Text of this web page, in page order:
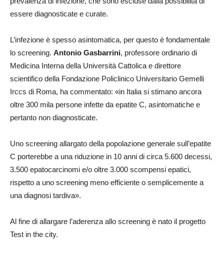
essere diagnosticate e curate.
L’infezione è spesso asintomatica, per questo è fondamentale
lo screening. Antonio Gasbarrini, professore ordinario di
Medicina Interna della Università Cattolica e direttore
scientifico della Fondazione Policlinico Universitario Gemelli
Irccs di Roma, ha commentato: «in Italia si stimano ancora
oltre 300 mila persone infette da epatite C, asintomatiche e
pertanto non diagnosticate.
Uno screening allargato della popolazione generale sull’epatite
C porterebbe a una riduzione in 10 anni di circa 5.600 decessi,
3.500 epatocarcinomi e/o oltre 3.000 scompensi epatici,
rispetto a uno screening meno efficiente o semplicemente a
una diagnosi tardiva».
Al fine di allargare l’aderenza allo screening è nato il progetto
Test in the city.